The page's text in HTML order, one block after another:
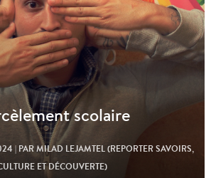
scolaire
| PAR MILAD LEJAMTEL (REPORTER SAVOIRS,
ET DÉCOUVERTE)